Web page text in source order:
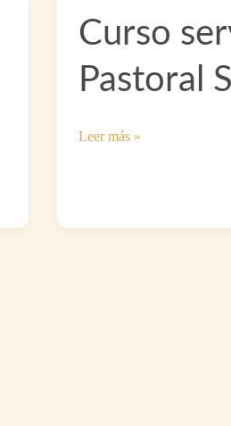
Curso
Pastoral
Curso
Leer más »